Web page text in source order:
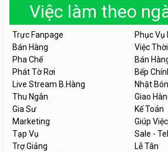
Việc làm theo
Trực Fanpage
Phục Vụ
Bán Hàng
Việc
Pha Chế
Bán
Phát Tờ Rơi
Bếp
Live Stream B.Hàng
Nhặt
Thu Ngân
Giao
Gia Sư
Kế Toán
Marketing
Giúp
Tạp Vụ
Sale -
Trợ Giảng
Lễ Tân